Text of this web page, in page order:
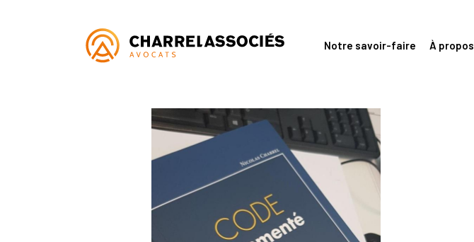
Notre savoir-faire À propos